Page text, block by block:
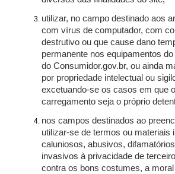
utilizar, no campo destinado aos
com vírus de computador, com
destrutivo ou que cause dano
permanente nos equipamentos
do Consumidor.gov.br, ou ainda
por propriedade intelectual ou
excetuando-se os casos em que
carregamento seja o próprio
nos campos destinados ao
utilizar-se de termos ou materiais
caluniosos, abusivos,
invasivos à privacidade de
contra os bons costumes, a